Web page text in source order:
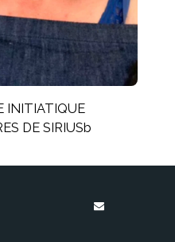
DE SIRIUSb